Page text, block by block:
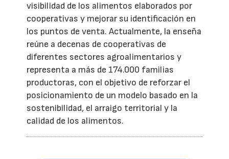
visibilidad de los alimentos elaborados por
cooperativas y mejorar su identificación en
los puntos de venta. Actualmente, la enseña
reúne a decenas de cooperativas de
diferentes sectores agroalimentarios y
representa a más de 174.000 familias
productoras, con el objetivo de reforzar el
posicionamiento de un modelo basado en la
sostenibilidad, el arraigo territorial y la
calidad de los alimentos.